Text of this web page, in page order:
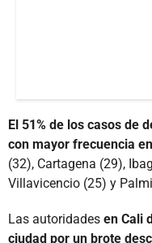
El 51% de los casos de
con mayor frecuencia
(32), Cartagena (29),
Villavicencio (25) y
Las autoridades en Cali
ciudad por un brote